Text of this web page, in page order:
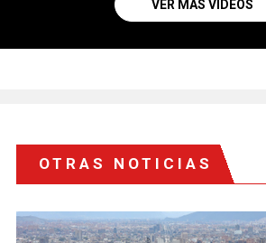
VER MÁS VIDEOS
OTRAS NOTICIAS